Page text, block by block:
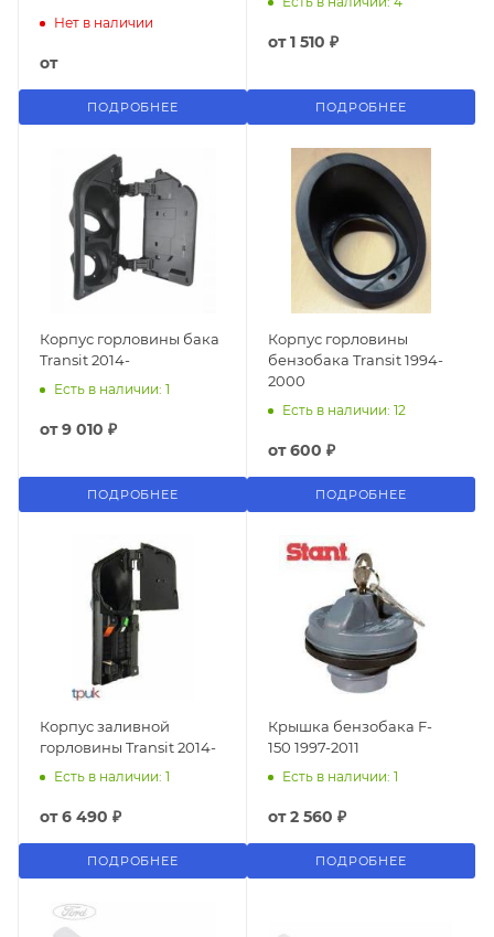
Нет в наличии
от
ПОДРОБНЕЕ
от1 510 ₽
ПОДРОБНЕЕ
Корпус горловины бака
Transit 2014-
Есть в наличии: 1
от9 010 ₽
ПОДРОБНЕЕ
Корпус горловины
бензобака Transit 1994-
2000
Есть в наличии: 12
от600 ₽
ПОДРОБНЕЕ
Корпус заливной
горловины Transit 2014-
Есть в наличии: 1
от6 490 ₽
ПОДРОБНЕЕ
Крышка бензобака F-
150 1997-2011
Есть в наличии: 1
от2 560 ₽
ПОДРОБНЕЕ